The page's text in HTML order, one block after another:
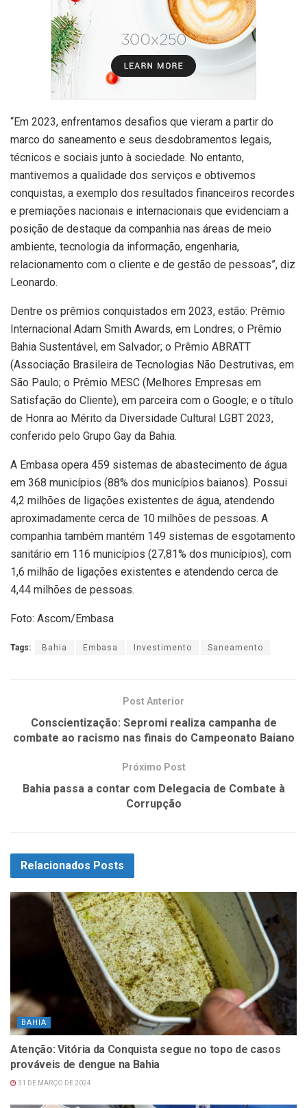
“Em 2023, enfrentamos desafios que vieram a partir do
marco do saneamento e seus desdobramentos legais,
técnicos e sociais junto à sociedade. No entanto,
mantivemos a qualidade dos serviços e obtivemos
conquistas, a exemplo dos resultados financeiros recordes
e premiações nacionais e internacionais que evidenciam a
posição de destaque da companhia nas áreas de meio
ambiente, tecnologia da informação, engenharia,
relacionamento com o cliente e de gestão de pessoas”, diz
Leonardo.
Dentre os prêmios conquistados em 2023, estão: Prêmio
Internacional Adam Smith Awards, em Londres; o Prêmio
Bahia Sustentável, em Salvador; o Prêmio ABRATT
(Associação Brasileira de Tecnologias Não Destrutivas, em
São Paulo; o Prêmio MESC (Melhores Empresas em
Satisfação do Cliente), em parceira com o Google; e o título
de Honra ao Mérito da Diversidade Cultural LGBT 2023,
conferido pelo Grupo Gay da Bahia.
A Embasa opera 459 sistemas de abastecimento de água
em 368 municípios (88% dos municípios baianos). Possui
4,2 milhões de ligações existentes de água, atendendo
aproximadamente cerca de 10 milhões de pessoas. A
companhia também mantém 149 sistemas de esgotamento
sanitário em 116 municípios (27,81% dos municípios), com
1,6 milhão de ligações existentes e atendendo cerca de
4,44 milhões de pessoas.
Foto: Ascom/Embasa
Tags: Bahia Embasa Investimento Saneamento
Post Anterior
Conscientização: Sepromi realiza campanha de
combate ao racismo nas finais do Campeonato Baiano
Próximo Post
Bahia passa a contar com Delegacia de Combate à
Corrupção
Relacionados Posts
BAHIA
Atenção: Vitória da Conquista segue no topo de casos
prováveis de dengue na Bahia
31 DE MARÇO DE 2024